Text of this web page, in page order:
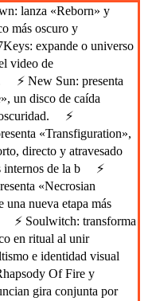
lanza «Reborn» y
más oscuro y
expande o universo
video de
⚡ New Sun: presenta
un disco de caída
⚡
«Transfiguration»,
directo y atravesado
de la b
⚡
«Necrosian
una nueva etapa más
⚡ Soulwitch: transforma
en ritual al unir
e identidad visual
Of Fire y
gira conjunta por